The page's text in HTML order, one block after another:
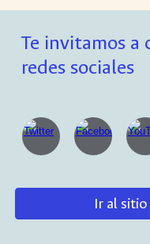
Te invitamos a
redes sociales
Ir al